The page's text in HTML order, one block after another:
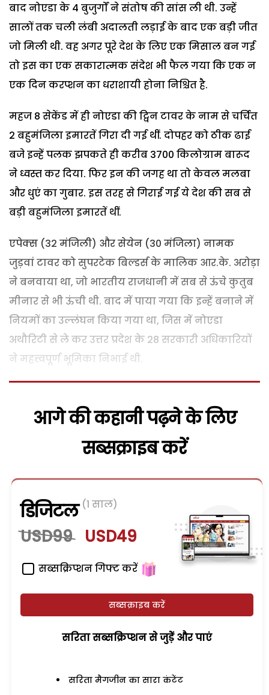
बाद नोएडा के 4 बुजुर्गों ने संतोष की सांस ली थी. उन्हें
सालों तक चली लंबी अदालती लड़ाई के बाद एक बड़ी जीत
जो मिली थी. वह अगर पूरे देश के लिए एक मिसाल बन गई
तो इस का एक सकारात्मक संदेश भी फैल गया कि एक न
एक दिन करप्शन का धराशायी होना निश्चित है.
महज 8 सेकेंड में ही नोएडा की ट्विन टावर के नाम से चर्चित
2 बहुमंजिला इमारतें गिरा दी गई थीं. दोपहर को ठीक ढाई
बजे इन्हें पलक झपकते ही करीब 3700 किलोग्राम बारूद
ने ध्वस्त कर दिया. फिर इन की जगह था तो केवल मलबा
और धुएं का गुबार. इस तरह से गिराई गई ये देश की सब से
बड़ी बहुमंजिला इमारतें थीं.
एपेक्स (32 मंजिली) और सेयेन (30 मंजिला) नामक
जुड़वां टावर को सुपरटेक बिल्डर्स के मालिक आर.के. अरोड़ा
ने बनवाया था, जो भारतीय राजधानी में सब से ऊंचे कुतुब
मीनार से भी ऊंची थी. बाद में पाया गया कि इन्हें बनाने में
नियमों का उल्लंघन किया गया था, जिस में नोएडा
अथौरिटी से ले कर उत्तर प्रदेश के 28 सरकारी अधिकारियों
ने महत्त्वपूर्ण भूमिका निभाई थी.
आगे की कहानी पढ़ने के लिए
सब्सक्राइब करें
डिजिटल (1 साल)
USD99 USD49
सब्सक्रिप्शन गिफ्ट करें
सब्सक्राइब करें
सरिता सब्सक्रिप्शन से जुड़ेें और पाएं
सरिता मैगजीन का सारा कंटेंट